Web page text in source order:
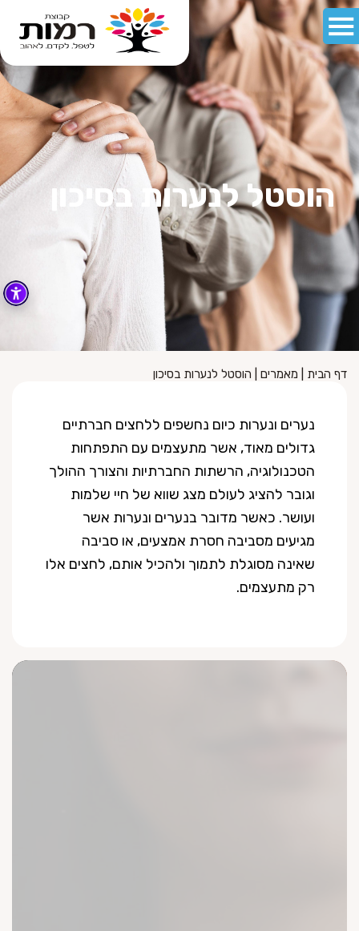
הוסטל לנערות בסיכון
דף הבית מאמרים הוסטל לנערות בסיכון
נערים ונערות כיום נחשפים ללחצים חברתיים
גדולים מאוד, אשר מתעצמים עם התפתחות
הטכנולוגיה, הרשתות החברתיות והצורך ההולך
וגובר להציג לעולם מצג שווא של חיי שלמות
ועושר. כאשר מדובר בנערים ונערות אשר
מגיעים מסביבה חסרת אמצעים, או סביבה
שאינה מסוגלת לתמוך ולהכיל אותם, לחצים אלו
רק מתעצמים.